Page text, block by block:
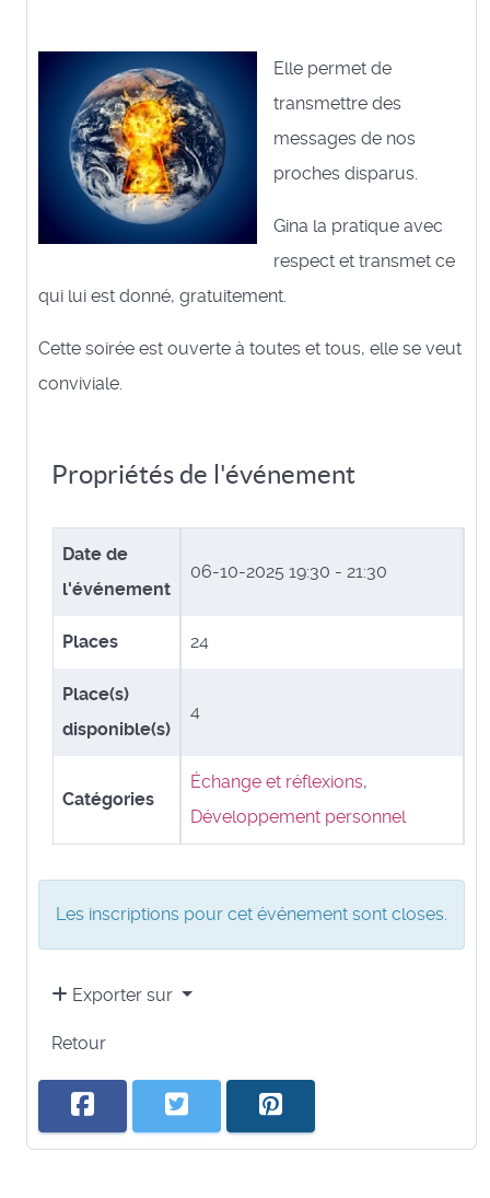
Elle permet de
transmettre des
messages de nos
proches disparus.
Gina la pratique avec
respect et transmet ce
qui lui est donné, gratuitement.
Cette soirée est ouverte à toutes et tous, elle se veut
conviviale.
Propriétés de l'événement
Date de
l'événement
06-10-2025 19:30 - 21:30
Places 24
Place(s)
disponible(s)
4
Catégories
Échange et réflexions,
Développement personnel
Les inscriptions pour cet événement sont closes.
Exporter sur
Retour